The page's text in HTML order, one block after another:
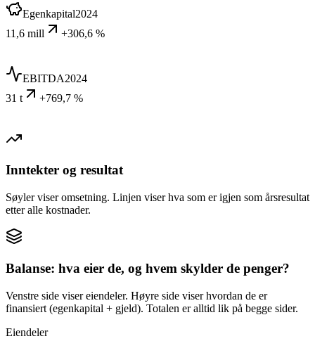
Egenkapital2024
11,6 mill
+306,6 %
EBITDA2024
31 t
+769,7 %
Inntekter og resultat
Søyler viser omsetning. Linjen viser hva som er igjen som årsresultat
etter alle kostnader.
Balanse: hva eier de, og hvem skylder de penger?
Venstre side viser eiendeler. Høyre side viser hvordan de er
finansiert (egenkapital + gjeld). Totalen er alltid lik på begge sider.
Eiendeler